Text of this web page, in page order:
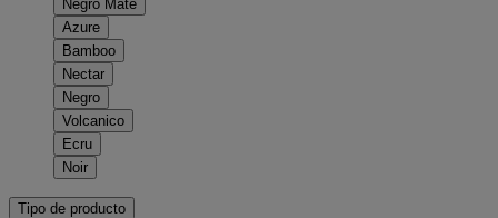
Negro Mate
Azure
Bamboo
Nectar
Negro
Volcanico
Ecru
Noir
Tipo de producto